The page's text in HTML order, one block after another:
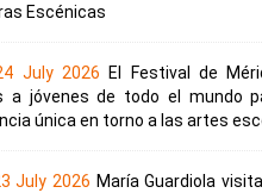
Escénicas
July 2026
El Festival de
a jóvenes de todo el mundo
única en torno a las artes
July 2026 María Guardiola